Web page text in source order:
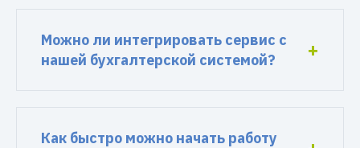
Можно ли интегрировать сервис с
нашей бухгалтерской системой?
Как быстро можно начать работу